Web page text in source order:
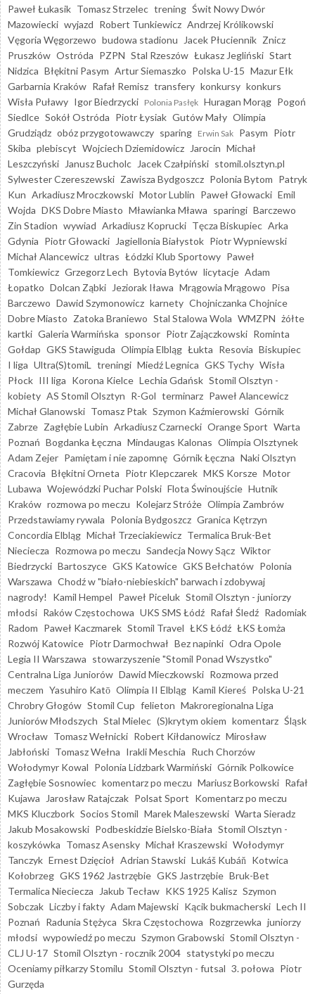
Paweł Łukasik Tomasz Strzelec trening Świt Nowy Dwór
Mazowiecki wyjazd Robert Tunkiewicz Andrzej Królikowski
Vęgoria Węgorzewo budowa stadionu Jacek Płuciennik Znicz
Pruszków Ostróda PZPN Stal Rzeszów Łukasz Jegliński Start
Nidzica Błękitni Pasym Artur Siemaszko Polska U-15 Mazur Ełk
Garbarnia Kraków Rafał Remisz transfery konkursy konkurs
Wisła Puławy Igor Biedrzycki Polonia Pasłęk Huragan Morąg Pogoń
Siedlce Sokół Ostróda Piotr Łysiak Gutów Mały Olimpia
Grudziądz obóz przygotowawczy sparing Erwin Sak Pasym Piotr
Skiba plebiscyt Wojciech Dziemidowicz Jarocin Michał
Leszczyński
Janusz Bucholc Jacek Czałpiński stomil.olsztyn.pl
Sylwester Czereszewski Zawisza Bydgoszcz Polonia Bytom Patryk
Kun Arkadiusz Mroczkowski Motor Lublin Paweł Głowacki Emil
Wojda DKS Dobre Miasto Mławianka Mława sparingi Barczewo
Zin Stadion wywiad Arkadiusz Koprucki Tęcza Biskupiec Arka
Gdynia Piotr Głowacki Jagiellonia Białystok Piotr Wypniewski
Michał Alancewicz ultras Łódzki Klub Sportowy Paweł
Tomkiewicz Grzegorz Lech Bytovia Bytów licytacje Adam
Łopatko Dolcan Ząbki Jeziorak Iława Mrągowia Mrągowo Pisa
Barczewo Dawid Szymonowicz karnety Chojniczanka Chojnice
Dobre Miasto Zatoka Braniewo Stal Stalowa Wola WMZPN żółte
kartki Galeria Warmińska sponsor Piotr Zajączkowski Rominta
Gołdap GKS Stawiguda Olimpia Elbląg Łukta Resovia Biskupiec
I liga Ultra(S)tomiL treningi Miedź Legnica GKS Tychy Wisła
Płock III liga Korona Kielce Lechia Gdańsk Stomil Olsztyn -
kobiety AS Stomil Olsztyn R-Gol terminarz Paweł Alancewicz
Michał Glanowski Tomasz Ptak Szymon Kaźmierowski Górnik
Zabrze Zagłębie Lubin Arkadiusz Czarnecki Orange Sport Warta
Poznań Bogdanka Łęczna Mindaugas Kalonas Olimpia Olsztynek
Adam Zejer Pamiętam i nie zapomnę Górnik Łęczna Naki Olsztyn
Cracovia Błękitni Orneta Piotr Klepczarek MKS Korsze Motor
Lubawa Wojewódzki Puchar Polski Flota Świnoujście Hutnik
Kraków rozmowa po meczu Kolejarz Stróże Olimpia Zambrów
Przedstawiamy rywala Polonia Bydgoszcz Granica Kętrzyn
Concordia Elbląg Michał Trzeciakiewicz Termalica Bruk-Bet
Nieciecza Rozmowa po meczu Sandecja Nowy Sącz Wiktor
Biedrzycki Bartoszyce GKS Katowice GKS Bełchatów Polonia
Warszawa Chodź w "biało-niebieskich" barwach i zdobywaj
nagrody!
Kamil Hempel Paweł Piceluk Stomil Olsztyn - juniorzy
młodsi Raków Częstochowa UKS SMS Łódź Rafał Śledź Radomiak
Radom Paweł Kaczmarek Stomil Travel ŁKS Łódź ŁKS Łomża
Rozwój Katowice Piotr Darmochwał Bez napinki Odra Opole
Legia II Warszawa stowarzyszenie "Stomil Ponad Wszystko"
Centralna Liga Juniorów Dawid Mieczkowski Rozmowa przed
meczem Yasuhiro Katō Olimpia II Elbląg Kamil Kiereś Polska U-21
Chrobry Głogów Stomil Cup felieton Makroregionalna Liga
Juniorów Młodszych Stal Mielec (S)krytym okiem komentarz Śląsk
Wrocław Tomasz Wełnicki Robert Kiłdanowicz Mirosław
Jabłoński Tomasz Wełna Irakli Meschia Ruch Chorzów
Wołodymyr Kowal Polonia Lidzbark Warmiński Górnik Polkowice
Zagłębie Sosnowiec komentarz po meczu Mariusz Borkowski Rafał
Kujawa
Jarosław Ratajczak Polsat Sport Komentarz po meczu
MKS Kluczbork Socios Stomil Marek Maleszewski Warta Sieradz
Jakub Mosakowski Podbeskidzie Bielsko-Biała Stomil Olsztyn -
koszykówka Tomasz Asensky Michał Kraszewski Wołodymyr
Tanczyk Ernest Dzięcioł Adrian Stawski Lukáš Kubáň Kotwica
Kołobrzeg GKS 1962 Jastrzębie GKS Jastrzębie Bruk-Bet
Termalica Nieciecza
Jakub Tecław KKS 1925 Kalisz Szymon
Sobczak Liczby i fakty Adam Majewski Kącik bukmacherski Lech II
Poznań Radunia Stężyca Skra Częstochowa Rozgrzewka juniorzy
młodsi wypowiedź po meczu Szymon Grabowski Stomil Olsztyn -
CLJ U-17 Stomil Olsztyn - rocznik 2004 statystyki po meczu
Oceniamy piłkarzy Stomilu Stomil Olsztyn - futsal 3. połowa Piotr
Gurzęda